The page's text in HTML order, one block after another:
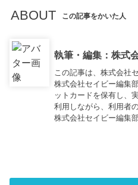
ABOUT この記事をかいた人
執筆・編集：株式
この記事は、株式会社
株式会社セイビー編集
ットカードを保有し、
利用しながら、利用者
株式会社セイビー編集